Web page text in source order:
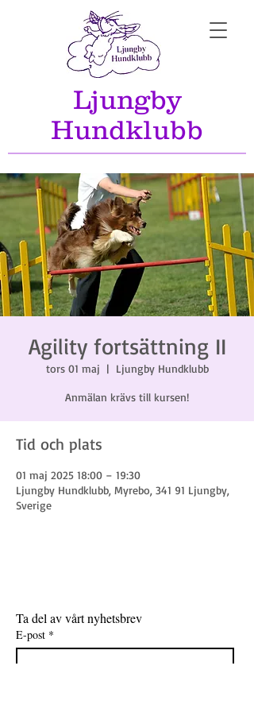
Ljungby
Hundklubb
Agility fortsättning II
tors 01 maj
  |
Ljungby Hundklubb
Anmälan krävs till kursen!
Tid och plats
01 maj 2025 18:00 – 19:30
Ljungby Hundklubb, Myrebo, 341 91 Ljungby,
Sverige
Ta del av vårt nyhetsbrev
E-post *